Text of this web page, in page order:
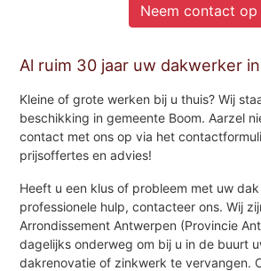
Neem contact op
Al ruim 30 jaar uw dakwerker
Kleine of grote werken bij u thuis? Wij
beschikking in gemeente Boom. Aarzel
contact met ons op via het
prijsoffertes en advies!
Heeft u een klus of probleem met uw
professionele hulp, contacteer ons. Wij
Arrondissement Antwerpen (Provincie
dagelijks onderweg om bij u in de buurt
dakrenovatie of zinkwerk te vervangen.